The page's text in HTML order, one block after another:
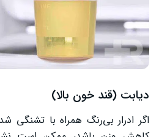
دیابت (قند خون بالا)
اگر ادرار بی‌رنگ همراه با تشنگی